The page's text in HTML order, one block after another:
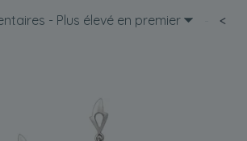
- Plus élevé en premier <